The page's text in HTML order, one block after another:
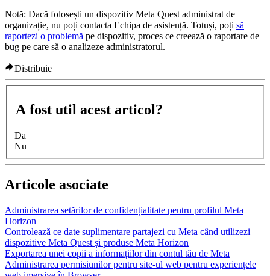
Notă: Dacă folosești un dispozitiv Meta Quest administrat de
organizație, nu poți contacta Echipa de asistență. Totuși, poți să
raportezi o problemă pe dispozitiv, proces ce creează o raportare de
bug pe care să o analizeze administratorul.
Distribuie
A fost util acest articol?
Da
Nu
Articole asociate
Administrarea setărilor de confidențialitate pentru profilul Meta
Horizon
Controlează ce date suplimentare partajezi cu Meta când utilizezi
dispozitive Meta Quest și produse Meta Horizon
Exportarea unei copii a informațiilor din contul tău de Meta
Administrarea permisiunilor pentru site-ul web pentru experiențele